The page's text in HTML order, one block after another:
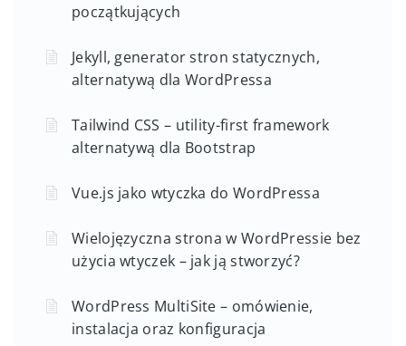
początkujących
Jekyll, generator stron statycznych,
alternatywą dla WordPressa
Tailwind CSS – utility-first framework
alternatywą dla Bootstrap
Vue.js jako wtyczka do WordPressa
Wielojęzyczna strona w WordPressie bez
użycia wtyczek – jak ją stworzyć?
WordPress MultiSite – omówienie,
instalacja oraz konfiguracja